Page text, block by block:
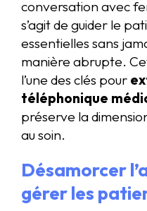
conversation avec
s’agit de guider le
essentielles sans
manière abrupte.
l’une des clés pour
téléphonique
préserve la
au soin.
Désamorcer
gérer les